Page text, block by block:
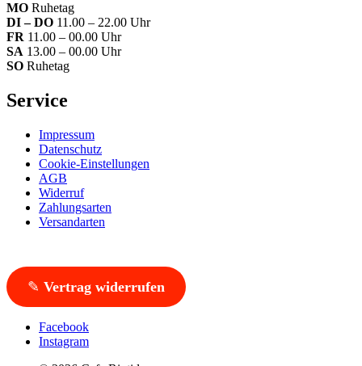
MO Ruhetag
DI – DO 11.00 – 22.00 Uhr
FR 11.00 – 00.00 Uhr
SA 13.00 – 00.00 Uhr
SO Ruhetag
Service
Impressum
Datenschutz
Cookie-Einstellungen
AGB
Widerruf
Zahlungsarten
Versandarten
✎ Vertrag widerrufen
Facebook
Instagram